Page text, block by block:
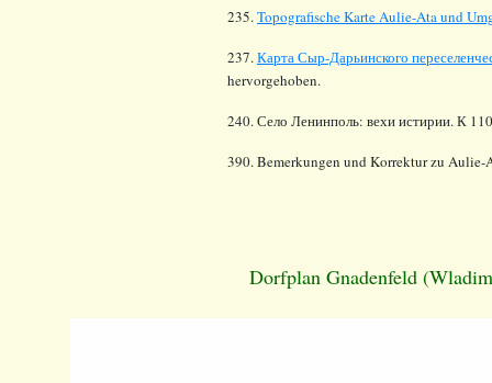
235.Topografische Karte Aulie-Ata und
237.Карта Сыр-Дарьинского
hervorgehoben.
240. Село Ленинполь: вехи истирии. К
390. Bemerkungen und Korrektur zu
Dorfplan Gnadenfeld